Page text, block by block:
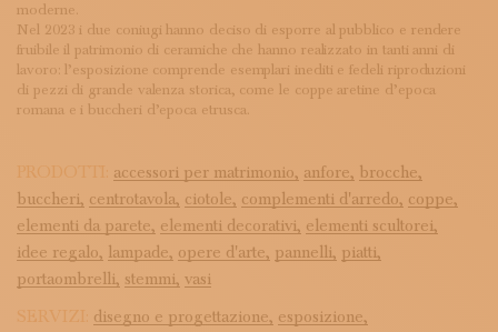
moderne.
Nel 2023 i due coniugi hanno deciso di esporre al pubblico e rendere
fruibile il patrimonio di ceramiche che hanno realizzato in tanti anni di
lavoro: l’esposizione comprende esemplari inediti e fedeli riproduzioni
di pezzi di grande valenza storica, come le coppe aretine d’epoca
romana e i buccheri d’epoca etrusca.
PRODOTTI: accessori per matrimonio, anfore, brocche,
buccheri, centrotavola, ciotole, complementi d'arredo, coppe,
elementi da parete, elementi decorativi, elementi scultorei,
idee regalo, lampade, opere d'arte, pannelli, piatti,
portaombrelli, stemmi, vasi
SERVIZI: disegno e progettazione, esposizione,